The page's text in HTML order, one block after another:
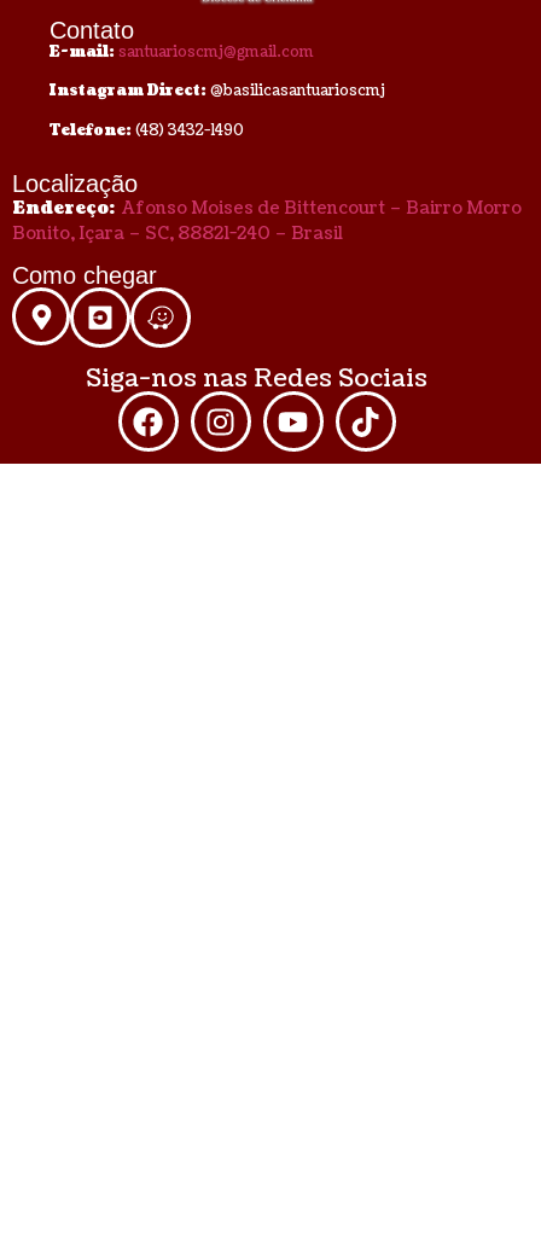
Contato
E-mail: santuarioscmj@gmail.com
Instagram Direct: @basilicasantuarioscmj
Telefone: (48) 3432-1490
Localização
Endereço: Afonso Moises de Bittencourt – Bairro Morro
Bonito, Içara – SC, 88821-240 – Brasil
Como chegar
Siga-nos nas Redes Sociais